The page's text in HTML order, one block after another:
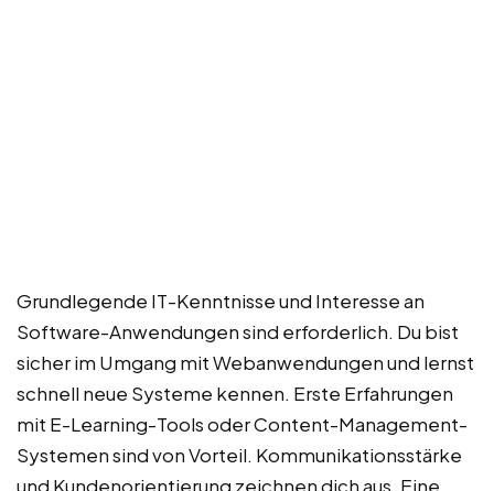
Grundlegende IT-Kenntnisse und Interesse an
Software-Anwendungen sind erforderlich. Du bist
sicher im Umgang mit Webanwendungen und lernst
schnell neue Systeme kennen. Erste Erfahrungen
mit E-Learning-Tools oder Content-Management-
Systemen sind von Vorteil. Kommunikationsstärke
und Kundenorientierung zeichnen dich aus. Eine